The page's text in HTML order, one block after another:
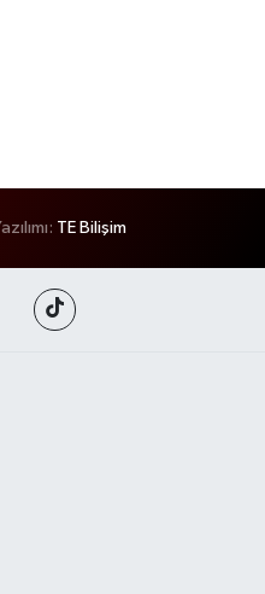
TE Bilişim